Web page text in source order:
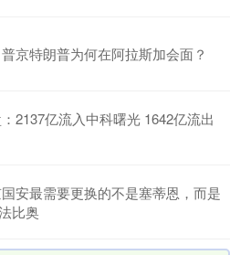
京特朗普为何在阿拉斯加会面？
2137亿流入中科曙光 1642亿流出
安最需要更换的不是塞蒂恩，而是
比奥